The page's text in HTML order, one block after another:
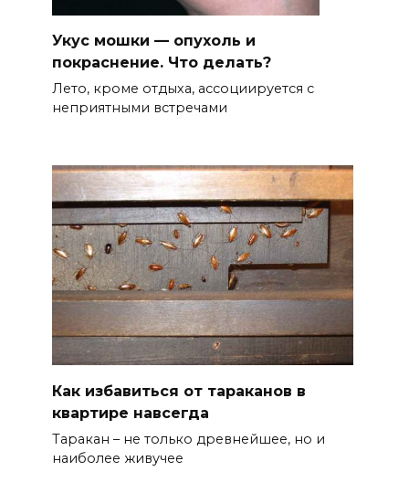
Укус мошки — опухоль и
покраснение. Что делать?
Лето, кроме отдыха, ассоциируется с
неприятными встречами
Как избавиться от тараканов в
квартире навсегда
Таракан – не только древнейшее, но и
наиболее живучее